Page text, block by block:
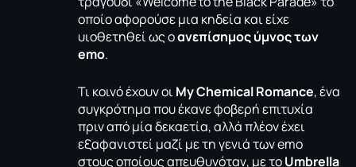
οποίο αφορούσε μια κηδεία και είχε
υιοθετηθεί ως οανεπίσημος ύμνος των
emo.
Τι κοινό έχουν οι MyChemicalRomance, ένα
συγκρότημα που έκανε φοβερή επιτυχία
πριν από μία δεκαετία, αλλά πλέον έχει
εξαφανιστεί μαζί με τη γενιά των emo
στους οποίους απευθυνόταν, με τοUmbrella